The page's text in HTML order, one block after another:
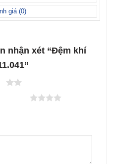
giá (0)
nhận xét “Đệm khí